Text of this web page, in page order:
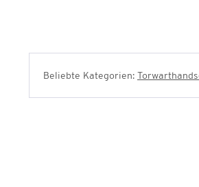
Beliebte Kategorien: